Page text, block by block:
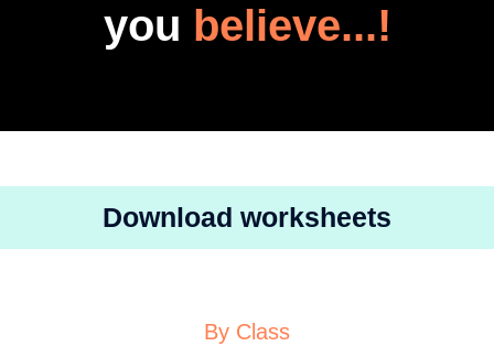
you believe...!
Download worksheets
By Class